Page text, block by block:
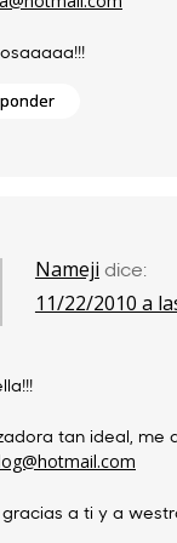
Nameji dice:
11/22/2010 a
tan ideal, me
gracias a ti y a